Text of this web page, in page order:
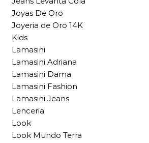
Joyas De Oro
Joyeria de Oro 14K
Kids
Lamasini
Lamasini Adriana
Lamasini Dama
Lamasini Fashion
Lamasini Jeans
Lenceria
Look
Look Mundo Terra